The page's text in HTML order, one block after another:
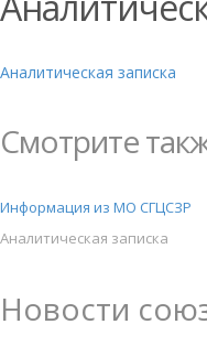
Аналитическая записка
Смотрите
Информация из МО СГЦСЗР
Аналитическая записка
Новости